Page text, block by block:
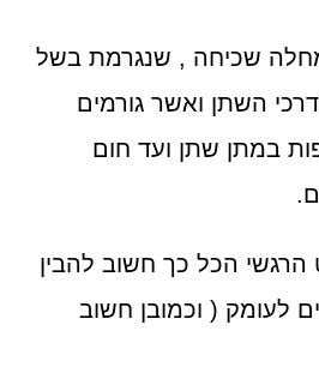
שכיחה , שנגרמת בשל
השתן ואשר גורמים
במתן שתן ועד חום
הכל כך חשוב להבין
לעומק ( וכמובן חשוב